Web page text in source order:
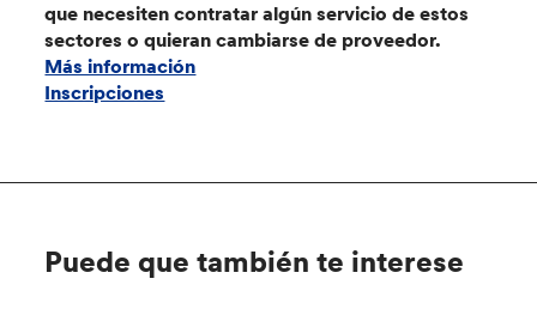
que necesiten contratar algún servicio de estos
sectores o quieran cambiarse de proveedor.
Más información
Inscripciones
Puede que también te interese